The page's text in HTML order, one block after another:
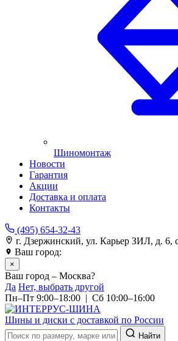
Шиномонтаж
Новости
Гарантия
Акции
Доставка и оплата
Контакты
(495) 654-32-43
г. Дзержинский, ул. Карьер ЗИЛ, д. 6,
Ваш город:
×
Ваш город – Москва?
Да Нет, выбрать другой
Пн–Пт 9:00–18:00 | Сб 10:00–16:00
Шины и диски с доставкой по России
Найти